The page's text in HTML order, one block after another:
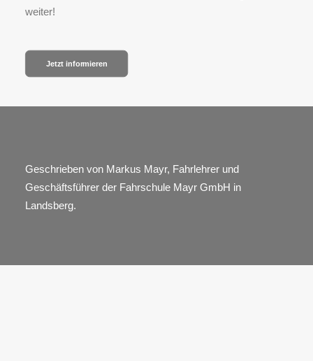
weiter!
Jetzt informieren
Geschrieben von Markus Mayr, Fahrlehrer und
Geschäftsführer der Fahrschule Mayr GmbH in
Landsberg.